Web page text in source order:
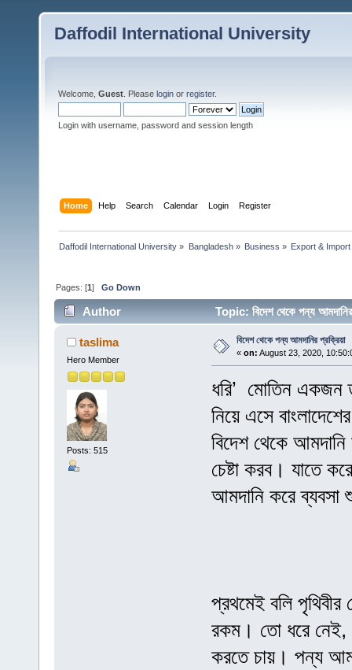
Daffodil International University
Welcome, Guest . Please login or register.
Login with username, password and session length
Home Help Search Calendar Login Register
Daffodil International University » Bangladesh» Business » Export & Import
Pages: [1]Go Down
Author Topic: বিদেশ থেকে পন্য
taslima
Hero Member
Posts: 515
বিদেশ থেকে পন্য আমদানির প্রক্রিয়া
« on: August 23, 2020,
ধরি’ মোতিন একজন
নিয়ে এসে
বিদেশ থেকে
চেষ্টা করব। যাতে
আমদানি করে
প্রথমেই বলি
রকম। তো ধরে নেই,
করতে চায়। পন্য